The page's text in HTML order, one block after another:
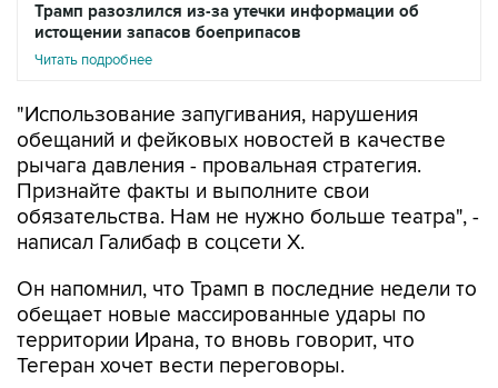
Трамп разозлился из-за утечки информации об
истощении запасов боеприпасов
Читать подробнее
"Использование запугивания, нарушения
обещаний и фейковых новостей в качестве
рычага давления - провальная стратегия.
Признайте факты и выполните свои
обязательства. Нам не нужно больше театра", -
написал Галибаф в соцсети X.
Он напомнил, что Трамп в последние недели то
обещает новые массированные удары по
территории Ирана, то вновь говорит, что
Тегеран хочет вести переговоры.